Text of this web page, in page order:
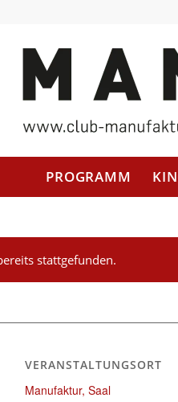
PROGRAMM
stattgefunden.
VERANSTALTUNGSORT
Manufaktur, Saal